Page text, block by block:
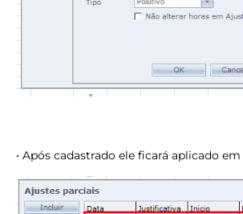
• Após cadastrado ele ficará aplicado em